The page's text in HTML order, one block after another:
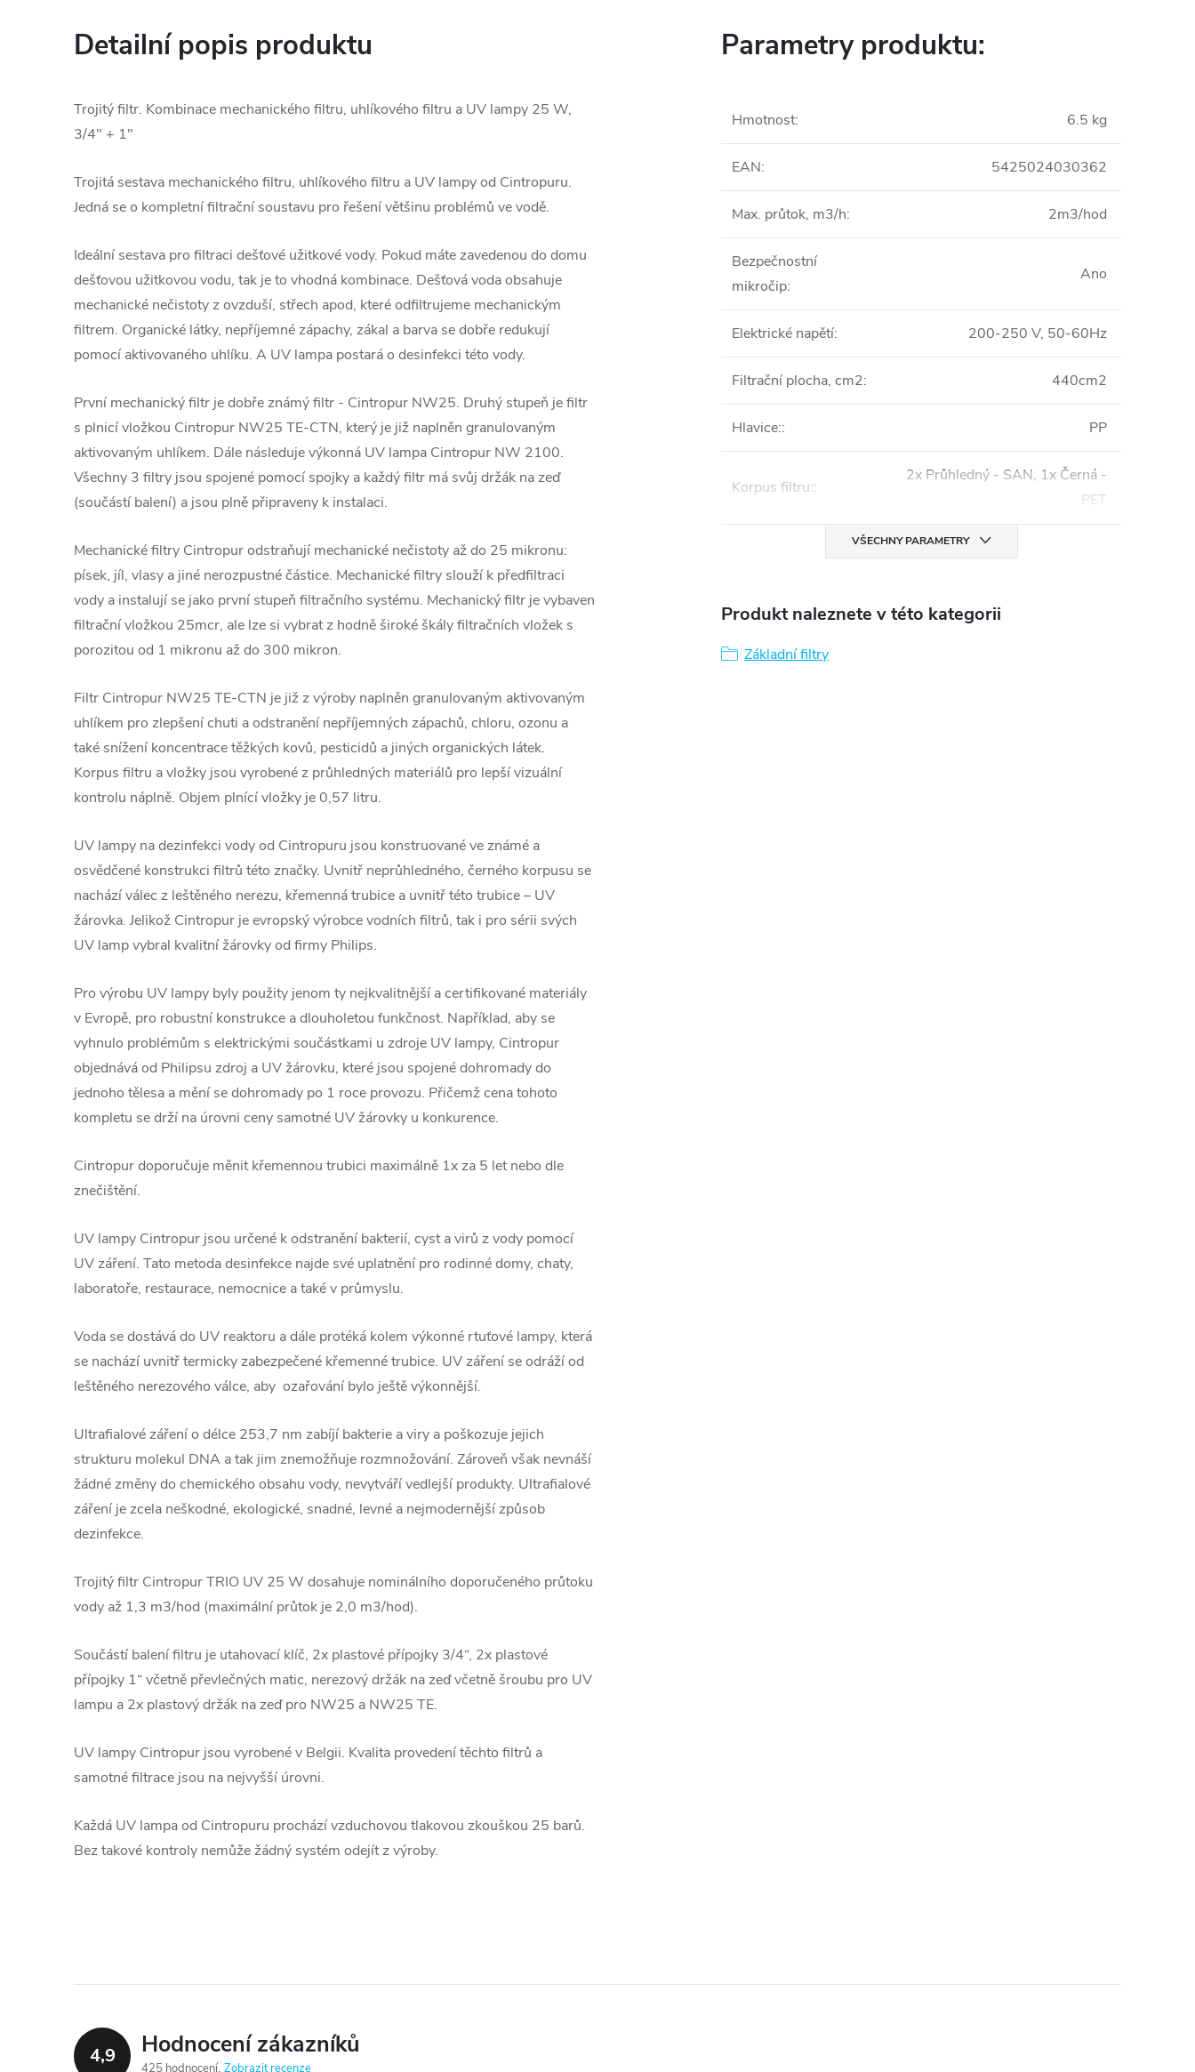
Detailní popis produktu
Trojitý filtr. Kombinace mechanického filtru, uhlíkového filtru a UV lampy 25 W,
3/4" + 1"
Trojitá sestava mechanického filtru, uhlíkového filtru a UV lampy od Cintropuru.
Jedná se o kompletní filtrační soustavu pro řešení většinu problémů ve vodě.
Ideální sestava pro filtraci dešťové užitkové vody. Pokud máte zavedenou do domu
dešťovou užitkovou vodu, tak je to vhodná kombinace. Dešťová voda obsahuje
mechanické nečistoty z ovzduší, střech apod, které odfiltrujeme mechanickým
filtrem. Organické látky, nepříjemné zápachy, zákal a barva se dobře redukují
pomocí aktivovaného uhlíku. A UV lampa postará o desinfekci této vody.
První mechanický filtr je dobře známý filtr - Cintropur NW25. Druhý stupeň je filtr
s plnicí vložkou Cintropur NW25 TE-CTN, který je již naplněn granulovaným
aktivovaným uhlíkem. Dále následuje výkonná UV lampa Cintropur NW 2100.
Všechny 3 filtry jsou spojené pomocí spojky a každý filtr má svůj držák na zeď
(součástí balení) a jsou plně připraveny k instalaci.
Mechanické filtry Cintropur odstraňují mechanické nečistoty až do 25 mikronu:
písek, jíl, vlasy a jiné nerozpustné částice. Mechanické filtry slouží k předfiltraci
vody a instalují se jako první stupeň filtračního systému. Mechanický filtr je vybaven
filtrační vložkou 25mcr, ale lze si vybrat z hodně široké škály filtračních vložek s
porozitou od 1 mikronu až do 300 mikron.
Filtr Cintropur NW25 TE-CTN je již z výroby naplněn granulovaným aktivovaným
uhlíkem pro zlepšení chuti a odstranění nepříjemných zápachů, chloru, ozonu a
také snížení koncentrace těžkých kovů, pesticidů a jiných organických látek.
Korpus filtru a vložky jsou vyrobené z průhledných materiálů pro lepší vizuální
kontrolu náplně. Objem plnící vložky je 0,57 litru.
UV lampy na dezinfekci vody od Cintropuru jsou konstruované ve známé a
osvědčené konstrukci filtrů této značky. Uvnitř neprůhledného, černého korpusu se
nachází válec z leštěného nerezu, křemenná trubice a uvnitř této trubice – UV
žárovka. Jelikož Cintropur je evropský výrobce vodních filtrů, tak i pro sérii svých
UV lamp vybral kvalitní žárovky od firmy Philips.
Pro výrobu UV lampy byly použity jenom ty nejkvalitnější a certifikované materiály
v Evropě, pro robustní konstrukce a dlouholetou funkčnost. Například, aby se
vyhnulo problémům s elektrickými součástkami u zdroje UV lampy, Cintropur
objednává od Philipsu zdroj a UV žárovku, které jsou spojené dohromady do
jednoho tělesa a mění se dohromady po 1 roce provozu. Přičemž cena tohoto
kompletu se drží na úrovni ceny samotné UV žárovky u konkurence.
Cintropur doporučuje měnit křemennou trubici maximálně 1x za 5 let nebo dle
znečištění.
UV lampy Cintropur jsou určené k odstranění bakterií, cyst a virů z vody pomocí
UV záření. Tato metoda desinfekce najde své uplatnění pro rodinné domy, chaty,
laboratoře, restaurace, nemocnice a také v průmyslu.
Voda se dostává do UV reaktoru a dále protéká kolem výkonné rtuťové lampy, která
se nachází uvnitř termicky zabezpečené křemenné trubice. UV záření se odráží od
leštěného nerezového válce, aby ozařování bylo ještě výkonnější.
Ultrafialové záření o délce 253,7 nm zabíjí bakterie a viry a poškozuje jejich
strukturu molekul DNA a tak jim znemožňuje rozmnožování. Zároveň však nevnáší
žádné změny do chemického obsahu vody, nevytváří vedlejší produkty. Ultrafialové
záření je zcela neškodné, ekologické, snadné, levné a nejmodernější způsob
dezinfekce.
Trojitý filtr Cintropur TRIO UV 25 W dosahuje nominálního doporučeného průtoku
vody až 1,3 m3/hod (maximální průtok je 2,0 m3/hod).
Součástí balení filtru je utahovací klíč, 2x plastové přípojky 3/4“, 2x plastové
přípojky 1“ včetně převlečných matic, nerezový držák na zeď včetně šroubu pro UV
lampu a 2x plastový držák na zeď pro NW25 a NW25 TE.
UV lampy Cintropur jsou vyrobené v Belgii. Kvalita provedení těchto filtrů a
samotné filtrace jsou na nejvyšší úrovni.
Každá UV lampa od Cintropuru prochází vzduchovou tlakovou zkouškou 25 barů.
Bez takové kontroly nemůže žádný systém odejít z výroby.
Parametry produktu:
Hmotnost: 6.5 kg
EAN: 5425024030362
Max. průtok, m3/h: 2m3/hod
Bezpečnostní
mikročip:
Ano
Elektrické napětí: 200-250 V, 50-60Hz
Filtrační plocha, cm2: 440cm2
Hlavice:: PP
Korpus filtru::
2x Průhledný - SAN, 1x Černá -
PET
VŠECHNY PARAMETRY
Produkt naleznete v této kategorii
Základní filtry
4,9 Hodnocení zákazníků
425 hodnocení Zobrazit recenze